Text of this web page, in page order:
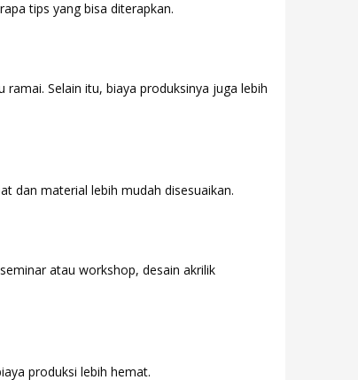
tips yang bisa diterapkan.
Selain itu, biaya produksinya juga lebih
dan material lebih mudah disesuaikan.
atau workshop, desain akrilik
produksi lebih hemat.